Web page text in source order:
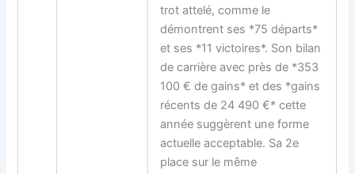
trot attelé, comme le
démontrent ses *75 départs*
et ses *11 victoires*. Son bilan
de carrière avec près de *353
100 € de gains* et des *gains
récents de 24 490 €* cette
année suggèrent une forme
actuelle acceptable. Sa 2e
place sur le même